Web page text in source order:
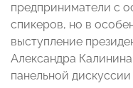
предприниматели с
спикеров, но в
выступление
Александра
панельной